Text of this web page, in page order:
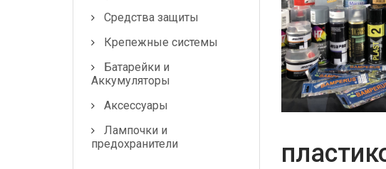
Средства защиты
Крепежные системы
Батарейки и
Аккумуляторы
Аксессуары
Лампочки и
предохранители